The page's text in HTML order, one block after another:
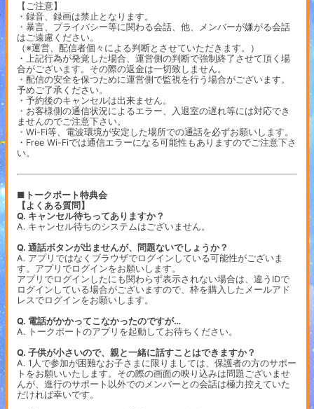
【ご注意】
・録音、録画は禁止となります。
・暴言、プライバシー等に関わる会話、他、メンバーが嫌がる会話
はご遠慮ください。
（※運営、配信者個々による判断とさせていただきます。）
・上記行為が発覚した場合、運営側の判断で強制終了させて頂く場
合がございます。その際の返金は一切致しません。
・配信の安全を保つために運営側で監視を行う場合がございます。
予めご了承ください。
・予約後のキャンセルは出来ません。
・お客様側の通信状況によるエラー、入退室の遅れ等には対応でき
ませんのでご注意下さい。
・Wi-Fi等、電波環境が安定した場所での通話を必ずお願いします。
・Free Wi-Fiでは通信エラーになる可能性もありますのでご注意下さ
い。
■トークポート特典会
【よくある質問】
Q. キャンセル待ちってありますか？
A. キャンセル待ちのシステムはございません。
Q. 通話ボタンが出ませんが、問題ないでしょうか？
A. アプリではなくブラウザでログインしている可能性がございま
す。アプリでログインをお願いします。
アプリでログインしたにも関わらず表示されない場合は、違うIDで
ログインしている場合がございますので、枠を購入したメールアド
レスでログインをお願いします。
Q. 電話がかかってこなかったのですが…
A. トークポートのアプリを起動してお待ちください。
Q. 子供が小さいので、親と一緒に話すことはできますか？
A. 1人で参加が困難なお子さまに限りましては、保護者の方のサポー
トをお願いいたします。その際の画面の映り込みは問題ございませ
んが、進行のサポート以外でのメンバーとの会話は極力控えていた
だければ幸いです。